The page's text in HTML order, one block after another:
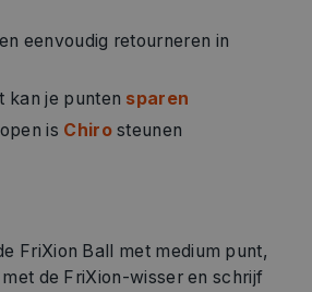
eenvoudig retourneren in
kan je punten sparen
is Chirosteunen
FriXion Ball met medium punt,
de FriXion-wisser en schrijf